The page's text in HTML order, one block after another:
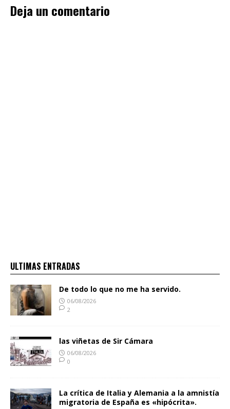
Deja un comentario
ULTIMAS ENTRADAS
De todo lo que no me ha servido.
06/08/2026
2
las viñetas de Sir Cámara
06/08/2026
0
La crítica de Italia y Alemania a la amnistía
migratoria de España es «hipócrita».